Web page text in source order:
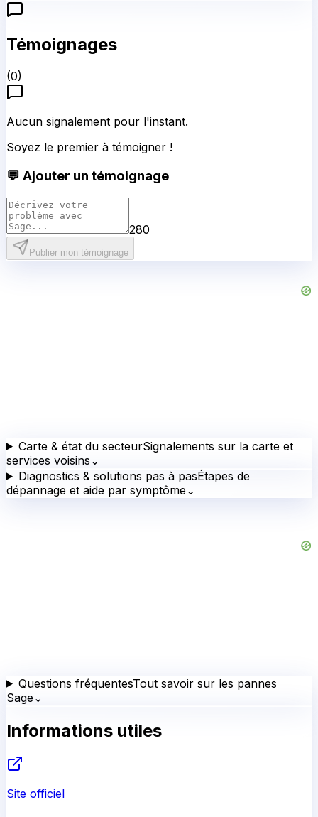
Témoignages
(0)
Aucun signalement pour l'instant.
Soyez le premier à témoigner !
💬 Ajouter un témoignage
280
Publier mon témoignage
Carte & état du secteurSignalements sur la carte et
services voisins ⌄
Diagnostics & solutions pas à pasÉtapes de
dépannage et aide par symptôme⌄
Questions fréquentesTout savoir sur les pannes
Sage⌄
Informations utiles
Site officiel